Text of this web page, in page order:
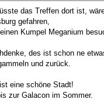
das Treffen dort ist,
gefahren,
Kumpel Meganium
des ist schon ne
und zurück.
eine schöne Stadt!
zur Galacon im Sommer.